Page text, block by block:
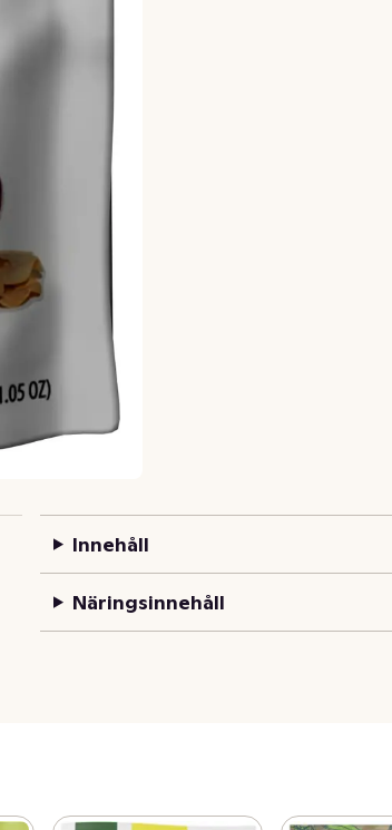
Innehåll
Näringsinnehåll